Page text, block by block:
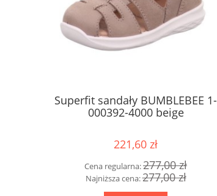
Superfit sandały BUMBLEBEE 1-
000392-4000 beige
221,60 zł
Cena regularna:277,00 zł
Najniższa cena:277,00 zł